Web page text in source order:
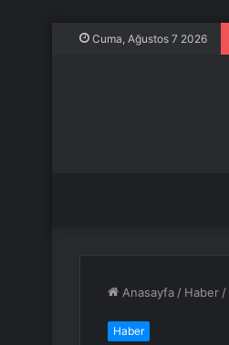
Cuma, Ağustos 7 2026
Anasayfa / Haber /
Haber